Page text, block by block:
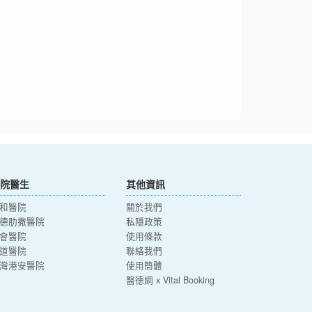
醫生
醫院
肋撒醫院
醫院
醫院
港安醫院
其他資訊
關於我們
私隱政策
使用條款
聯絡我們
使用簡體
醫德網 x Vital Booking